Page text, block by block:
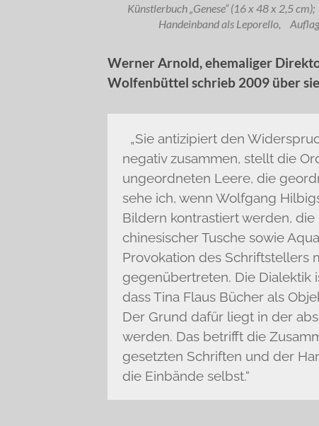
Künstlerbuch „Genese“ (16 x 48 x 2,5
Handeinband als Leporello,
Werner Arnold, ehemaliger
Wolfenbüttel schrieb 2009 über
„Sie antizipiert den
negativ zusammen, stellt die
ungeordneten Leere, die
sehe ich, wenn Wolfgang
Bildern kontrastiert werden,
chinesischer Tusche sowie
Provokation des Schriftstellers
gegenübertreten. Die
dass Tina Flaus Bücher als
Der Grund dafür liegt in der
werden. Das betrifft die
gesetzten Schriften und der
die Einbände selbst.“